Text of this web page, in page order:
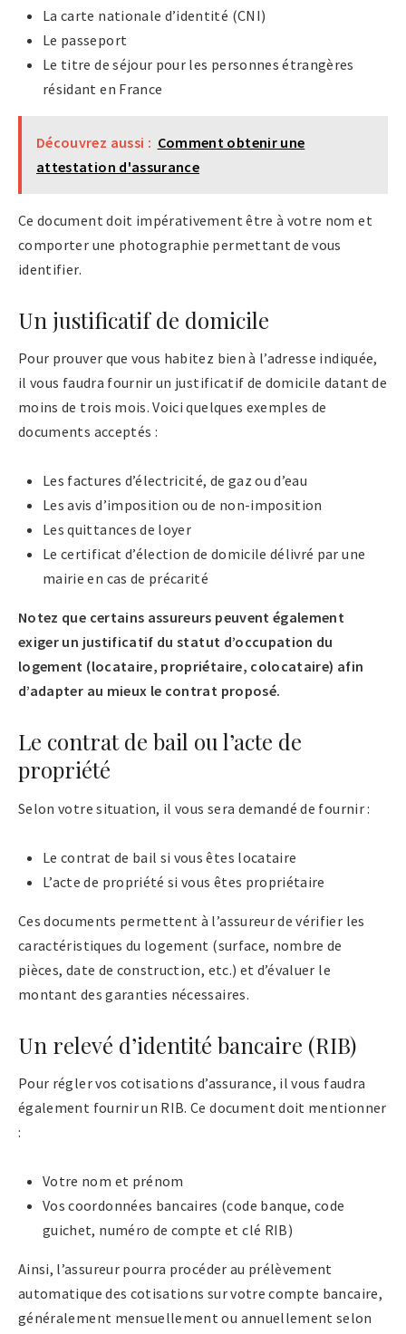
La carte nationale d’identité (CNI)
Le passeport
Le titre de séjour pour les personnes étrangères
résidant en France
Découvrez aussi : Comment obtenir une
attestation d'assurance
Ce document doit impérativement être à votre nom et
comporter une photographie permettant de vous
identifier.
Un justificatif de domicile
Pour prouver que vous habitez bien à l’adresse indiquée,
il vous faudra fournir un justificatif de domicile datant de
moins de trois mois. Voici quelques exemples de
documents acceptés :
Les factures d’électricité, de gaz ou d’eau
Les avis d’imposition ou de non-imposition
Les quittances de loyer
Le certificat d’élection de domicile délivré par une
mairie en cas de précarité
Notez que certains assureurs peuvent également
exiger un justificatif du statut d’occupation du
logement (locataire, propriétaire, colocataire) afin
d’adapter au mieux le contrat proposé.
Le contrat de bail ou l’acte de
propriété
Selon votre situation, il vous sera demandé de fournir :
Le contrat de bail si vous êtes locataire
L’acte de propriété si vous êtes propriétaire
Ces documents permettent à l’assureur de vérifier les
caractéristiques du logement (surface, nombre de
pièces, date de construction, etc.) et d’évaluer le
montant des garanties nécessaires.
Un relevé d’identité bancaire (RIB)
Pour régler vos cotisations d’assurance, il vous faudra
également fournir un RIB. Ce document doit mentionner
:
Votre nom et prénom
Vos coordonnées bancaires (code banque, code
guichet, numéro de compte et clé RIB)
Ainsi, l’assureur pourra procéder au prélèvement
automatique des cotisations sur votre compte bancaire,
généralement mensuellement ou annuellement selon